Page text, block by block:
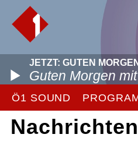
JETZT: GUTEN
Guten Morgen
Ö1 SOUND
Nachrichten